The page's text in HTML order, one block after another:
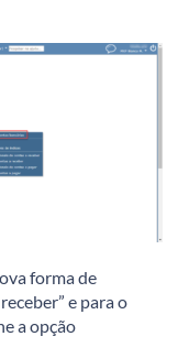
forma de
e para o
a opção